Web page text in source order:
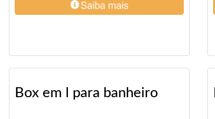
Box em l para banheiro